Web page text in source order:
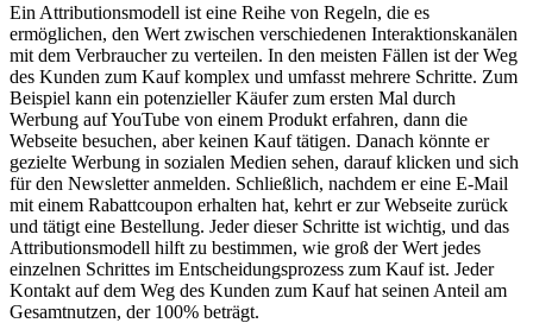
Ein Attributionsmodell ist eine Reihe von Regeln, die es
ermöglichen, den Wert zwischen verschiedenen Interaktionskanälen
mit dem Verbraucher zu verteilen. In den meisten Fällen ist der Weg
des Kunden zum Kauf komplex und umfasst mehrere Schritte. Zum
Beispiel kann ein potenzieller Käufer zum ersten Mal durch
Werbung auf YouTube von einem Produkt erfahren, dann die
Webseite besuchen, aber keinen Kauf tätigen. Danach könnte er
gezielte Werbung in sozialen Medien sehen, darauf klicken und sich
für den Newsletter anmelden. Schließlich, nachdem er eine E-Mail
mit einem Rabattcoupon erhalten hat, kehrt er zur Webseite zurück
und tätigt eine Bestellung. Jeder dieser Schritte ist wichtig, und das
Attributionsmodell hilft zu bestimmen, wie groß der Wert jedes
einzelnen Schrittes im Entscheidungsprozess zum Kauf ist. Jeder
Kontakt auf dem Weg des Kunden zum Kauf hat seinen Anteil am
Gesamtnutzen, der 100% beträgt.